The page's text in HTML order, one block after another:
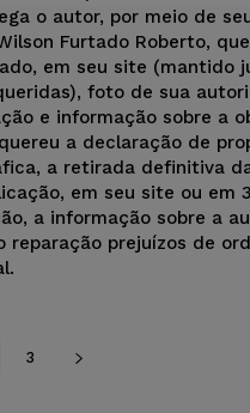
o autor, por meio de
Furtado Roberto,
em seu site (mantido
foto de sua
e informação sobre a
a declaração de
a retirada definitiva
em seu site ou em
a informação sobre a
reparação prejuízos de
3